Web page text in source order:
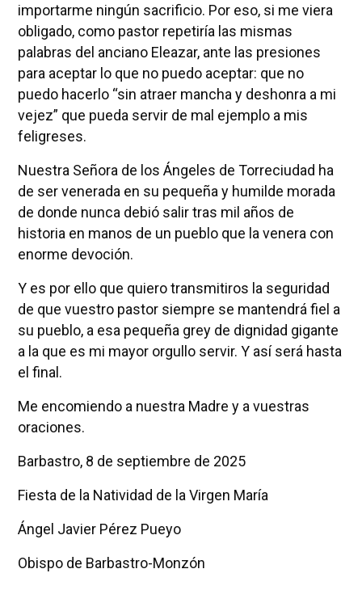
importarme ningún sacrificio. Por eso, si me viera
obligado, como pastor repetiría las mismas
palabras del anciano Eleazar, ante las presiones
para aceptar lo que no puedo aceptar: que no
puedo hacerlo “sin atraer mancha y deshonra a mi
vejez” que pueda servir de mal ejemplo a mis
feligreses.
Nuestra Señora de los Ángeles de Torreciudad ha
de ser venerada en su pequeña y humilde morada
de donde nunca debió salir tras mil años de
historia en manos de un pueblo que la venera con
enorme devoción.
Y es por ello que quiero transmitiros la seguridad
de que vuestro pastor siempre se mantendrá fiel a
su pueblo, a esa pequeña grey de dignidad gigante
a la que es mi mayor orgullo servir. Y así será hasta
el final.
Me encomiendo a nuestra Madre y a vuestras
oraciones.
Barbastro, 8 de septiembre de 2025
Fiesta de la Natividad de la Virgen María
Ángel Javier Pérez Pueyo
Obispo de Barbastro-Monzón